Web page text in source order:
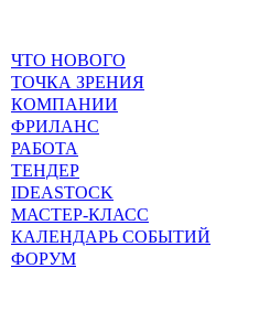
ЧТО НОВОГО
ТОЧКА ЗРЕНИЯ
КОМПАНИИ
ФРИЛАНС
РАБОТА
ТЕНДЕР
IDEASTOCK
МАСТЕР-КЛАСС
КАЛЕНДАРЬ СОБЫТИЙ
ФОРУМ